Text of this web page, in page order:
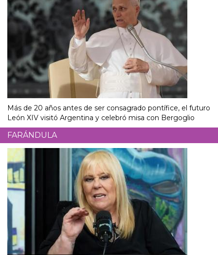
Más de 20 años antes de ser consagrado pontífice, el futuro
León XIV visitó Argentina y celebró misa con Bergoglio
FARÁNDULA